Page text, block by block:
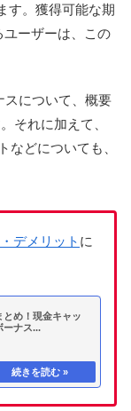
す。獲得可能な期
ユーザーは、この
スについて、概要
それに加えて、
などについても、
デメリット に
め！現金キャッ
ーナス...